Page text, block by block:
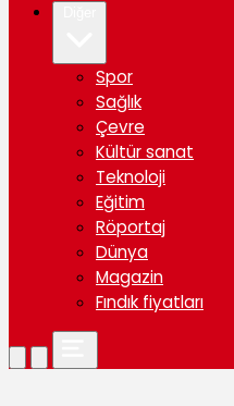
Spor
Sağlık
Çevre
Kültür sanat
Teknoloji
Eğitim
Röportaj
Dünya
Magazin
Fındık fiyatları